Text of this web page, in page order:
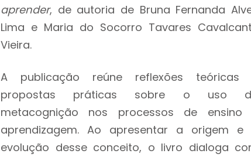
aprender, de autoria de Bruna Fernanda
Lima e Maria do Socorro Tavares
Vieira.
A publicação reúne reflexões teóricas
propostas práticas sobre o uso
metacognição nos processos de ensino
aprendizagem. Ao apresentar a origem e
evolução desse conceito, o livro dialoga